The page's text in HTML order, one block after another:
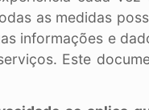
as medidas
informações e
Este